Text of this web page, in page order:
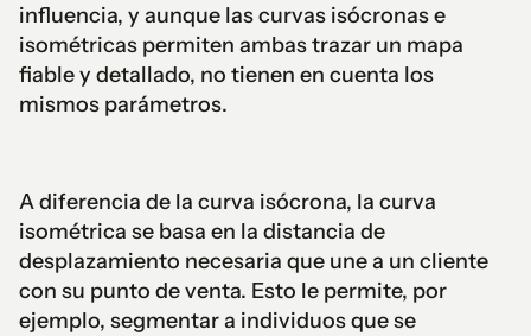
influencia, y aunque las curvas isócronas e
isométricas permiten ambas trazar un mapa
fiable y detallado, no tienen en cuenta los
mismos parámetros.
A diferencia de la curva isócrona, la curva
isométrica se basa en la distancia de
desplazamiento necesaria que une a un cliente
con su punto de venta. Esto le permite, por
ejemplo, segmentar a individuos que se